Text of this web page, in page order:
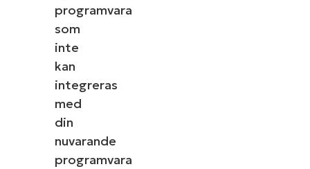
programvara
som
inte
kan
integreras
med
din
nuvarande
programvara